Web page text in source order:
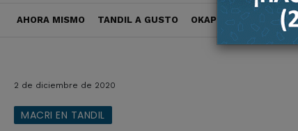
AHORA MISMO TANDIL A GUSTO OKAPI VIAJES
2 de diciembre de 2020
MACRI EN TANDIL